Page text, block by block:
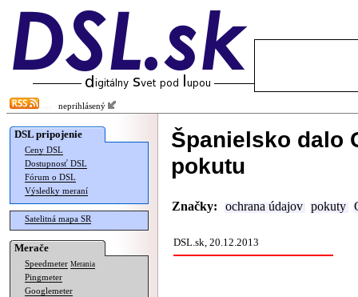
neprihlásený
DSL pripojenie
Ceny DSL
Dostupnosť DSL
Fórum o DSL
Výsledky meraní
Satelitná mapa SR
Merače
Speedmeter Merania
Pingmeter
Googlemeter
Španielsko dalo
pokutu
Značky: ochrana údajov pokuty
DSL.sk, 20.12.2013